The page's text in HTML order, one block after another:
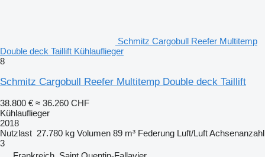
Schmitz Cargobull Reefer Multitemp
Double deck Taillift Kühlauflieger
8
Schmitz Cargobull Reefer Multitemp Double deck Taillift
38.800 € ≈ 36.260 CHF
Kühlauflieger
2018
Nutzlast 27.780 kg Volumen 89 m³ Federung Luft/LuftAchsenanzahl
3